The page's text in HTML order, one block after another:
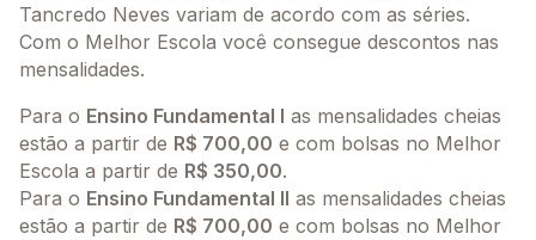
Tancredo Neves variam de acordo com as séries.
Com o Melhor Escola você consegue descontos nas
mensalidades.
Para o Ensino Fundamental I as mensalidades cheias
estão a partir de R$ 700,00 e com bolsas no Melhor
Escola a partir de R$ 350,00.
Para o Ensino Fundamental II as mensalidades cheias
estão a partir de R$ 700,00 e com bolsas no Melhor